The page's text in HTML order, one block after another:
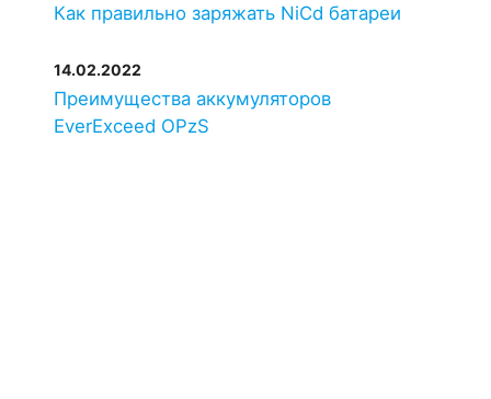
Как правильно заряжать NiCd батареи
14.02.2022
Преимущества аккумуляторов
EverExceed OPzS